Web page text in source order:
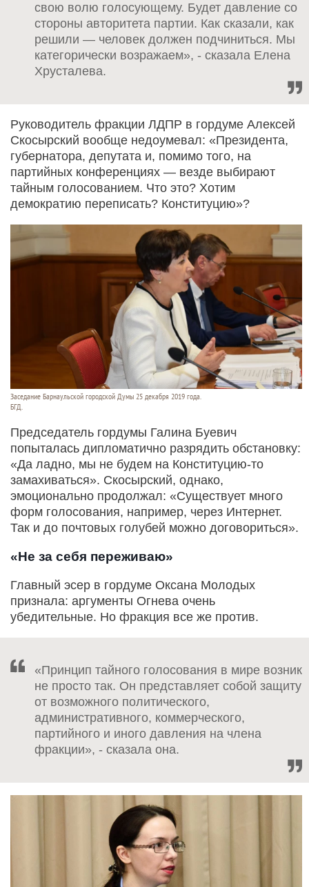
свою волю голосующему. Будет давление со
стороны авторитета партии. Как сказали, как
решили — человек должен подчиниться. Мы
категорически возражаем», - сказала Елена
Хрусталева.
Руководитель фракции ЛДПР в гордуме Алексей
Скосырский вообще недоумевал: «Президента,
губернатора, депутата и, помимо того, на
партийных конференциях — везде выбирают
тайным голосованием. Что это? Хотим
демократию переписать? Конституцию»?
Заседание Барнаульской городской Думы 25 декабря 2019 года.
БГД.
Председатель гордумы Галина Буевич
попыталась дипломатично разрядить обстановку:
«Да ладно, мы не будем на Конституцию-то
замахиваться». Скосырский, однако,
эмоционально продолжал: «Существует много
форм голосования, например, через Интернет.
Так и до почтовых голубей можно договориться».
«Не за себя переживаю»
Главный эсер в гордуме Оксана Молодых
признала: аргументы Огнева очень
убедительные. Но фракция все же против.
«Принцип тайного голосования в мире возник
не просто так. Он представляет собой защиту
от возможного политического,
административного, коммерческого,
партийного и иного давления на члена
фракции», - сказала она.